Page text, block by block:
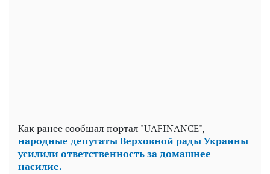
Как ранее сообщал портал "UAFINANCE",
народные депутаты Верховной рады Украины
усилили ответственность за домашнее
насилие.